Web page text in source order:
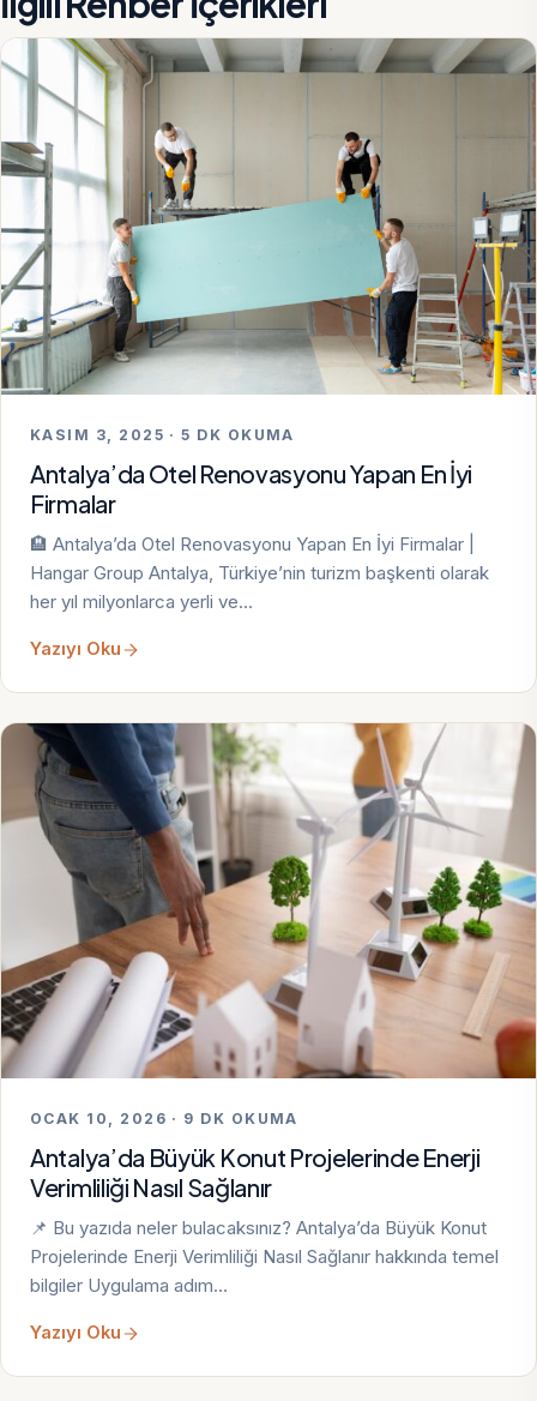
KASIM 3, 2025 · 5 DK OKUMA
Antalya’da Otel Renovasyonu Yapan En İyi
Firmalar
🏨 Antalya’da Otel Renovasyonu Yapan En İyi Firmalar |
Hangar Group Antalya, Türkiye’nin turizm başkenti olarak
her yıl milyonlarca yerli ve…
Yazıyı Oku
OCAK 10, 2026 · 9 DK OKUMA
Antalya’da Büyük Konut Projelerinde Enerji
Verimliliği Nasıl Sağlanır
📌 Bu yazıda neler bulacaksınız? Antalya’da Büyük Konut
Projelerinde Enerji Verimliliği Nasıl Sağlanır hakkında temel
bilgiler Uygulama adım…
Yazıyı Oku